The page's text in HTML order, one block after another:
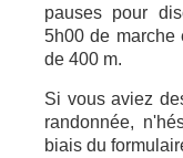
pauses pour
5h00 de marche
de 400 m.
Si vous aviez
randonnée,
biais du